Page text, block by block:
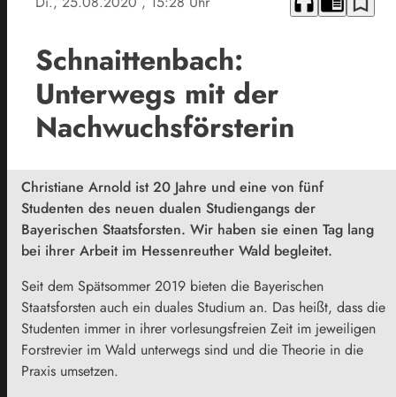
Schnaittenbach:
Unterwegs mit der
Nachwuchsförsterin
Christiane Arnold ist 20 Jahre und eine von fünf
Studenten des neuen dualen Studiengangs der
Bayerischen Staatsforsten. Wir haben sie einen Tag lang
bei ihrer Arbeit im Hessenreuther Wald begleitet.
Seit dem Spätsommer 2019 bieten die Bayerischen
Staatsforsten auch ein duales Studium an. Das heißt, dass die
Studenten immer in ihrer vorlesungsfreien Zeit im jeweiligen
Forstrevier im Wald unterwegs sind und die Theorie in die
Praxis umsetzen.